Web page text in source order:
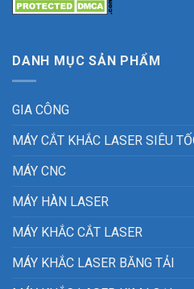
DANH MỤC SẢN PHẨM
GIA CÔNG
MÁY CẮT KHẮC LASER SIÊU
MÁY CNC
MÁY HÀN LASER
MÁY KHẮC CẮT LASER
MÁY KHẮC LASER BĂNG TẢI